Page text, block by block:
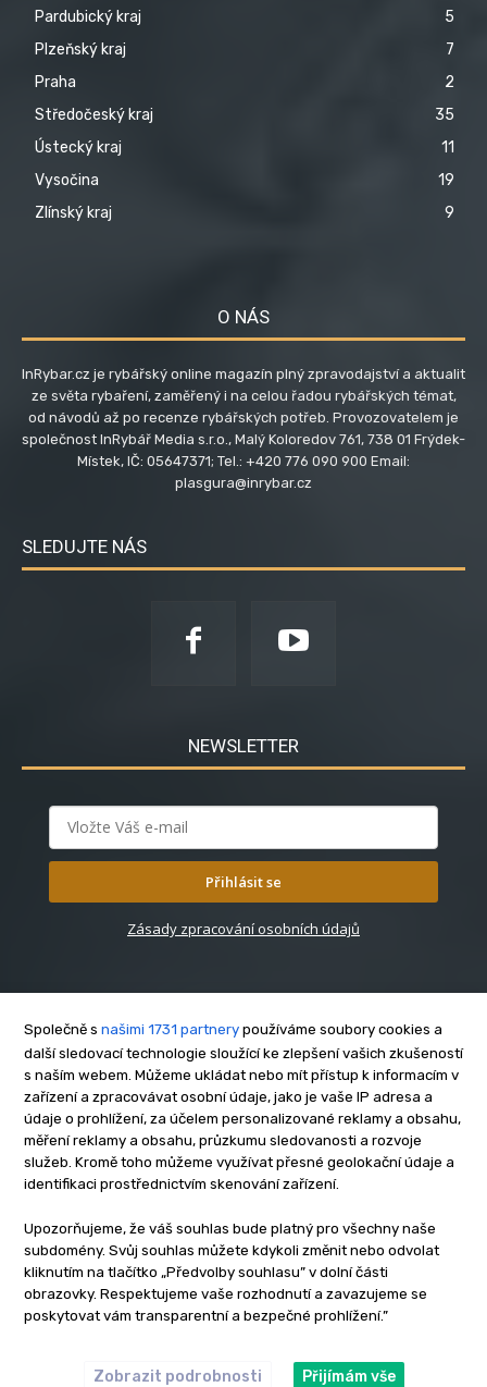
Pardubický kraj
5
Plzeňský kraj
7
Praha
2
Středočeský kraj
35
Ústecký kraj
11
Vysočina
19
Zlínský kraj
9
O NÁS
InRybar.cz je rybářský online magazín plný zpravodajství a aktualit
ze světa rybaření, zaměřený i na celou řadou rybářských témat,
od návodů až po recenze rybářských potřeb. Provozovatelem je
společnost InRybář Media s.r.o., Malý Koloredov 761, 738 01 Frýdek-
Místek, IČ: 05647371; Tel.: +420 776 090 900 Email:
plasgura@inrybar.cz
SLEDUJTE NÁS
NEWSLETTER
Přihlásit se
Zásady zpracování osobních údajů
O nás
Kontakt
Reklama
Zásady soukromí
Privacy policy
Cookies
Etický kodex
Redakce
Společně s našimi 1731 partnery používáme soubory cookies a
další sledovací technologie sloužící ke zlepšení vašich zkušeností
s naším webem. Můžeme ukládat nebo mít přístup k informacím v
zařízení a zpracovávat osobní údaje, jako je vaše IP adresa a
údaje o prohlížení, za účelem personalizované reklamy a obsahu,
měření reklamy a obsahu, průzkumu sledovanosti a rozvoje
služeb. Kromě toho můžeme využívat přesné geolokační údaje a
identifikaci prostřednictvím skenování zařízení.
Upozorňujeme, že váš souhlas bude platný pro všechny naše
subdomény. Svůj souhlas můžete kdykoli změnit nebo odvolat
kliknutím na tlačítko „Předvolby souhlasu” v dolní části
obrazovky. Respektujeme vaše rozhodnutí a zavazujeme se
poskytovat vám transparentní a bezpečné prohlížení.”
Zobrazit podrobnosti Přijímám vše